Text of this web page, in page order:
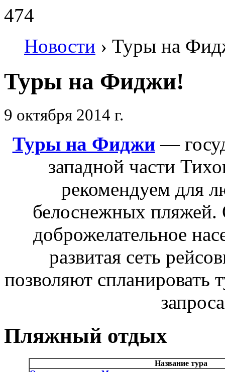
474
Новости › Туры на
Туры на Фиджи!
9 октября 2014 г.
Туры на Фиджи—
западной части
рекомендуем для
белоснежных пляжей.
доброжелательное
развитая сеть
позволяют спланировать
Пляжный отдых
Название тура